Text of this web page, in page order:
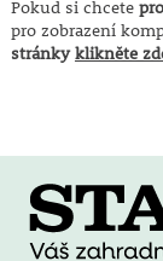
Pokud si chcete
pro zobrazení
stránkyklikněte